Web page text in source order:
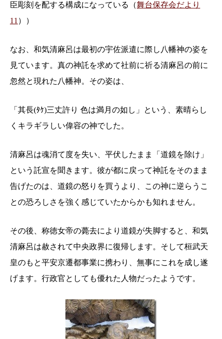
臣彫刻を配する構成になっている（舞台保存会だより
11 ））
なお、和気清麻呂は最初の宇佐派遣に際し八幡神の姿を
見ています。真の神託を求めて社前に祈る清麻呂の前に
忽然と現れた八幡神。その姿は、
「其長(ﾀｹ)三丈許り 色は満月の如し」という、素晴らし
くキラギラしい偉容の神でした。
清麻呂は魂消て度を失い、平伏したまま「道鏡を除け」
という託宣を聞きます。彼が都に戻って神託をそのまま
告げたのは、道鏡の怒りを買うより、この神に逆らうこ
との恐ろしさを強く感じていたからかも知れません。
その後、称徳女帝の薨去により道鏡が失脚すると、和気
清麻呂は赦されて中央政界に復帰します。そして桓武天
皇のもと平安京遷都事業に携わり、無事にこれを成し遂
げます。行政官としても優れた人物だったようです。